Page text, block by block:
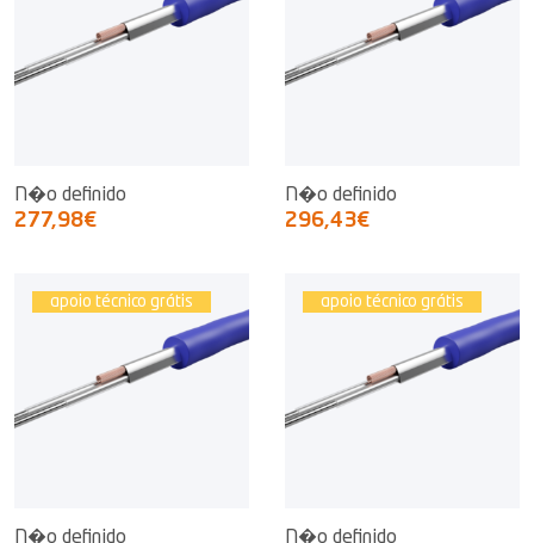
N�o definido
277,98€
N�o definido
296,43€
apoio técnico grátis
N�o definido
apoio técnico grátis
N�o definido